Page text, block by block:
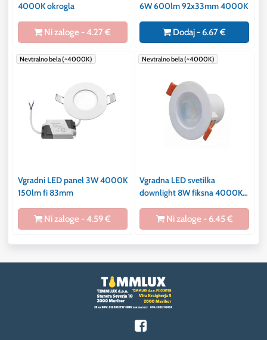
4000K okrogla
Ni zaloge - 4.27 €
6W 600lm 92x33mm 4000K
Dodaj - 6.67 €
Nevtralno bela (~4000K)
Vgradni LED panel 3W 4000K
150lm fi 83mm
Ni zaloge - 4.59 €
Nevtralno bela (~4000K)
Vgradna LED svetilka
downlight 8W fiksna 4000K
Ni zaloge - 6.45 €